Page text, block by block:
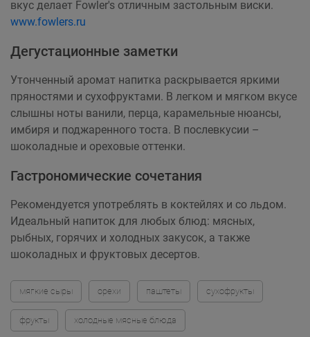
вкус делает Fowler's отличным застольным виски.
www.fowlers.ru
Дегустационные заметки
Утонченный аромат напитка раскрывается яркими
пряностями и сухофруктами. В легком и мягком вкусе
слышны ноты ванили, перца, карамельные нюансы,
имбиря и поджаренного тоста. В послевкусии –
шоколадные и ореховые оттенки.
Гастрономические сочетания
Рекомендуется употреблять в коктейлях и со льдом.
Идеальный напиток для любых блюд: мясных,
рыбных, горячих и холодных закусок, а также
шоколадных и фруктовых десертов.
мягкие сыры орехи паштеты сухофрукты
фрукты холодные мясные блюда